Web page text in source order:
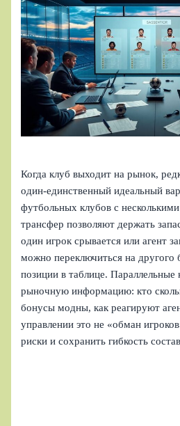
Когда клуб выходит на рынок,
один-единственный идеальный
футбольных клубов с
трансфер позволяют держать
один игрок срывается или агент
можно переключиться на другого
позиции в таблице. Параллельные
рыночную информацию: кто
бонусы модны, как реагируют
управлении это не «обман
риски и сохранить гибкость